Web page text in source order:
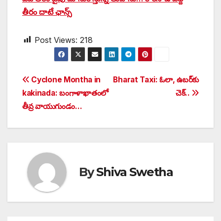
తీరం దాటే ఛాన్స్
Post Views: 218
Post
navigation
Bharat Taxi: ఓలా, ఉబర్‌కు
చెక్..
Cyclone Montha in
kakinada: బంగాళాఖాతంలో
తీవ్ర వాయుగుండం…
ByShiva Swetha